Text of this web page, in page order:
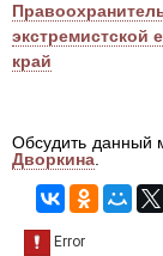
экстремистской
край
Обсудить данный
Дворкина